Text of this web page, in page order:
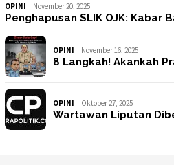
OPINI November 20, 2025
Penghapusan SLIK OJK: Kabar
OPINI November 16, 2025
8 Langkah! Akankah
OPINI Oktober 27, 2025
Wartawan Liputan